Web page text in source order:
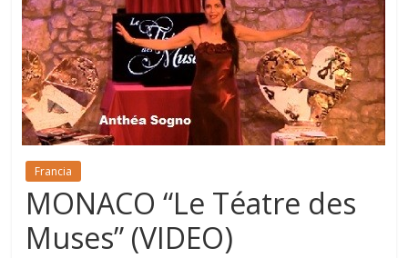
Francia
MONACO “Le Téatre des
Muses” (VIDEO)